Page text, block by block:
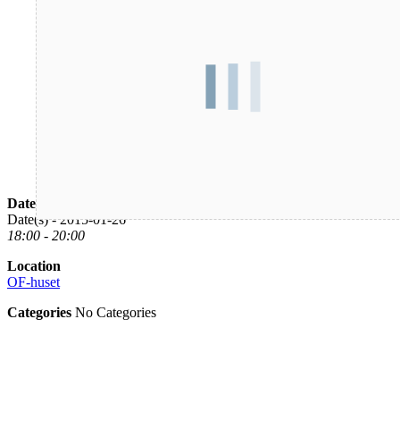
Date/Time
Date(s) - 2015-01-26
18:00 - 20:00
Location
OF-huset
Categories No Categories